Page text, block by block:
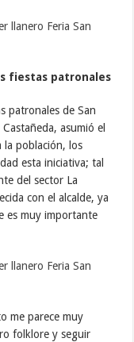
fiestas patronales
patronales de San
asumió el
la población, los
esta iniciativa; tal
del sector La
con el alcalde, ya
es muy importante
me parece muy
folklore y seguir